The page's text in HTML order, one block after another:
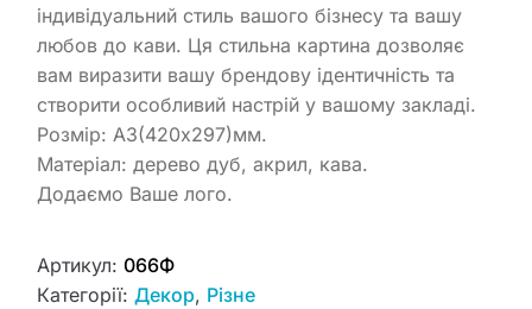
індивідуальний стиль вашого бізнесу та вашу
любов до кави. Ця стильна картина дозволяє
вам виразити вашу брендову ідентичність та
створити особливий настрій у вашому закладі.
Розмір: А3(420х297)мм.
Матеріал: дерево дуб, акрил, кава.
Додаємо Ваше лого.
Артикул: 066Ф
Категорії: Декор, Різне